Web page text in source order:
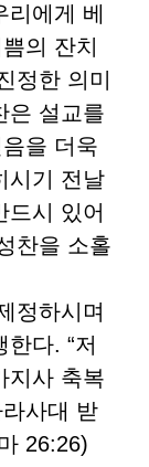
에게 베
의 잔치
정한 의미
은 설교를
을 더욱
시기 전날
드시 있어
찬을 소홀
정하시며
다. “저
지사 축복
사대 받
26:26)